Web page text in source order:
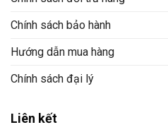
Chính sách bảo hành
Hướng dẫn mua hàng
Chính sách đại lý
Liên kết